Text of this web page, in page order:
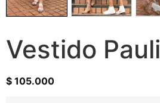
Vestido Pauli
$ 105.000